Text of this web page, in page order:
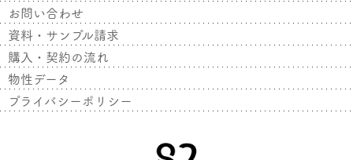
お問い合わせ
資料・サンプル請求
購入・契約の流れ
物性データ
プライバシーポリシー